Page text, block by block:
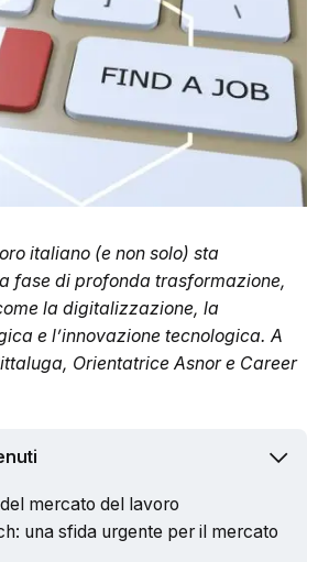
italiano (e non solo) sta
fase di profonda trasformazione,
la digitalizzazione, la
e l’innovazione tecnologica. A
Orientatrice Asnor e Career
del mercato del lavoro
una sfida urgente per il mercato